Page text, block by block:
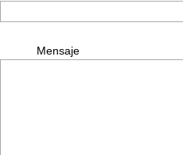
Mensaje